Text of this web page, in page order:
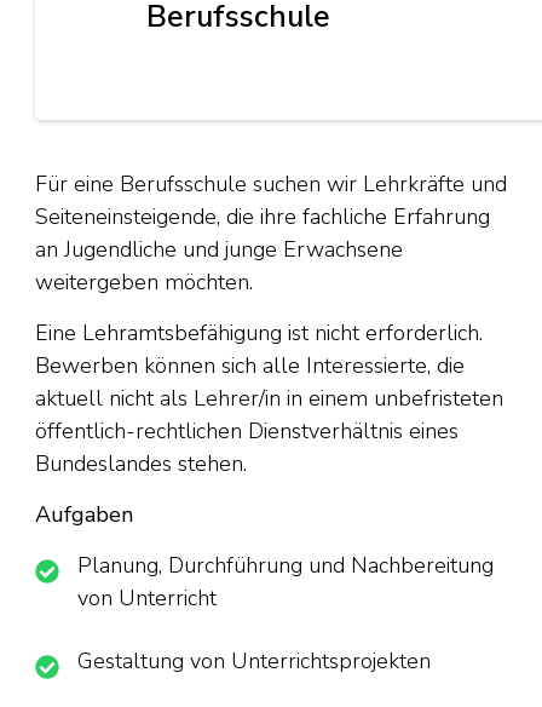
Berufsschule
Für eine Berufsschule suchen wir Lehrkräfte und
Seiteneinsteigende, die ihre fachliche Erfahrung
an Jugendliche und junge Erwachsene
weitergeben möchten.
Eine Lehramtsbefähigung ist nicht erforderlich.
Bewerben können sich alle Interessierte, die
aktuell nicht als Lehrer/in in einem unbefristeten
öffentlich-rechtlichen Dienstverhältnis eines
Bundeslandes stehen.
Aufgaben
Planung, Durchführung und Nachbereitung
von Unterricht
Gestaltung von Unterrichtsprojekten